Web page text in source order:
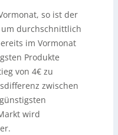
so ist der
durchschnittlich
im Vormonat
Produkte
von 4€ zu
zwischen
wird